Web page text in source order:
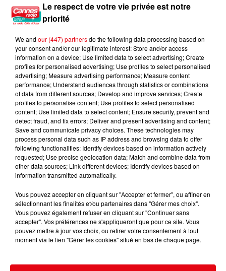
Vision Panoramique De La Planète, Aventure Humaine,
Kaléidoscope…
SALAUN
Agence de Voyages et Tour Opérateur. SEJOURS BIEN
ETRE.COM
Séjours remise en forme de qualité au Maroc.
SELECTOUR AGETOURS
Spécialiste de l’Afrique et ses safaris : Botswana, Namibie,
Tanzanie, etc.
SOLEA VACANCES
Séjours de rêve et de qualité.
STAR CLIPPERS
Compagnie de croisières.
VOYAGES DE REVE
Voyage de Rêve, vivez l’exception !
Le respect de votre vie privée est notre
priorité
We and our (447) partnersdo the following data processing based on
your consent and/or our legitimate interest: Store and/or access
information on a device; Use limited data to select advertising; Create
profiles for personalised advertising; Use profiles to select personalised
advertising; Measure advertising performance; Measure content
performance; Understand audiences through statistics or combinations
of data from different sources; Develop and improve services; Create
profiles to personalise content; Use profiles to select personalised
content; Use limited data to select content; Ensure security, prevent and
detect fraud, and fix errors; Deliver and present advertising and content;
Save and communicate privacy choices. These technologies may
process personal data such as IP address and browsing data to offer
following functionalities: Identify devices based on information actively
requested; Use precise geolocation data; Match and combine data from
other data sources; Link different devices; Identify devices based on
information transmitted automatically.
Vous pouvez accepter en cliquant sur "Accepter et fermer", ou affiner en
sélectionnant les finalités et/ou partenaires dans "Gérer mes choix".
Vous pouvez également refuser en cliquant sur "Continuer sans
accepter". Vos préférences ne s'appliqueront que pour ce site. Vous
pouvez mettre à jour vos choix, ou retirer votre consentement à tout
moment via le lien "Gérer les cookies" situé en bas de chaque page.